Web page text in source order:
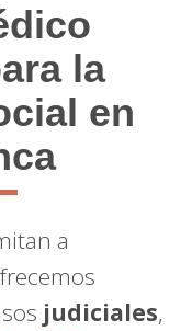
la
en
a
judiciales,